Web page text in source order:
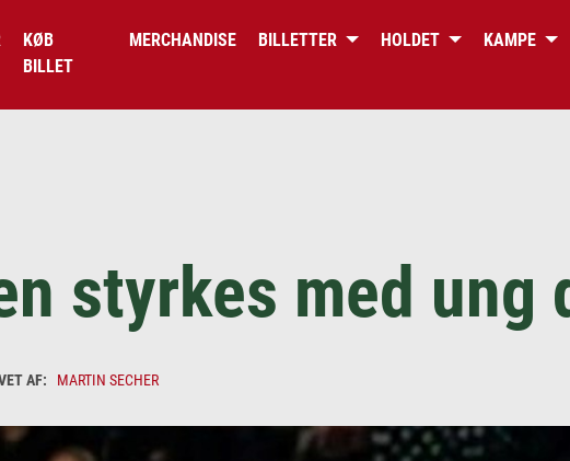
DET OFFICIELLE WEBSITE FORODENSE BULLDOGS
KØB
BILLET
MERCHANDISE BILLETTER HOLDET KAMPE
styrkes med ung
MARTIN SECHER